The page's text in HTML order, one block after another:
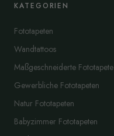
KATEGORIEN
Fototapeten
Wandtattoos
Maßgeschneiderte Fototapete
Gewerbliche Fototapeten
Natur Fototapeten
Babyzimmer Fototapeten